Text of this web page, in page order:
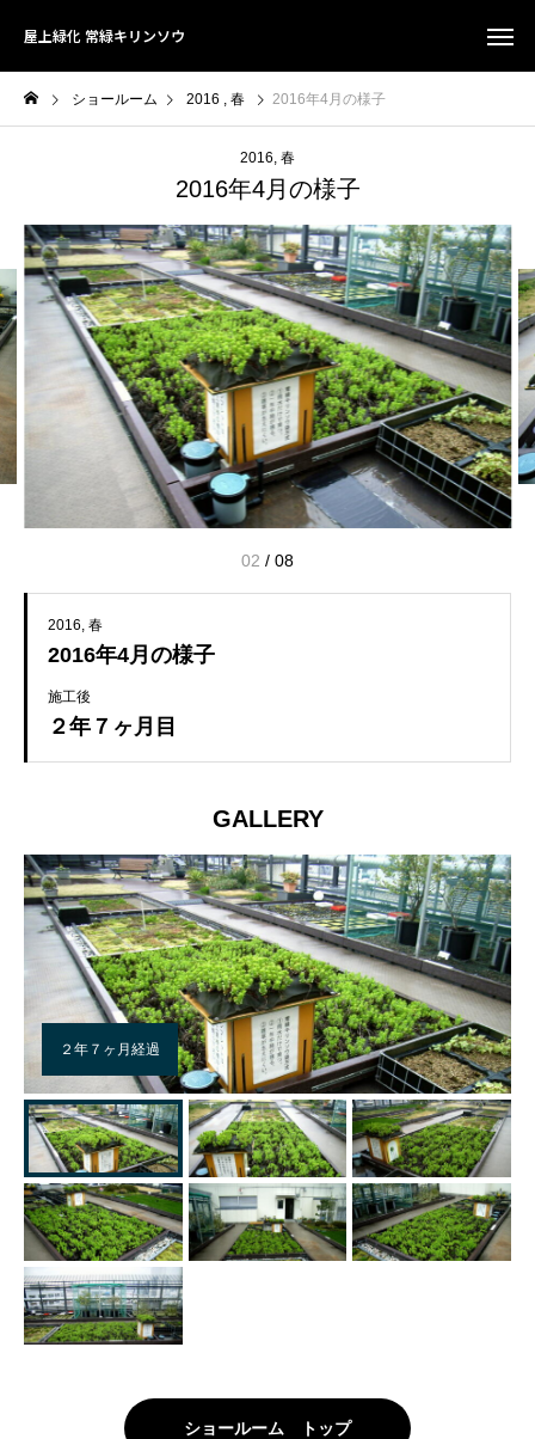
屋上緑化 常緑キリンソウ
ショールーム 2016 春 2016年4月の様子
2016 春
2016年4月の様子
02 / 08
2016 春
2016年4月の様子
施工後
２年７ヶ月目
GALLERY
２年７ヶ月経過
ショールーム トップ